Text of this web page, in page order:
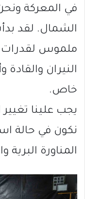
في المعركة
الشمال. لقد
ملموس لقدرات
النيران
خاص.
يجب علينا تغيير
نكون في حالة
المناورة البرية